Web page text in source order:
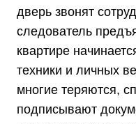
дверь звонят
следователь
квартире
техники и личных
многие теряются,
подписывают